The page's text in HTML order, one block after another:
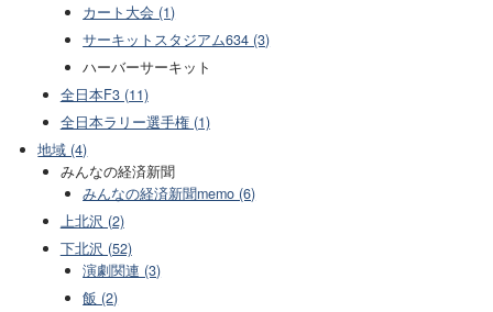
カート大会 (1)
サーキットスタジアム634 (3)
ハーバーサーキット
全日本F3 (11)
全日本ラリー選手権 (1)
地域 (4)
みんなの経済新聞
みんなの経済新聞memo (6)
上北沢 (2)
下北沢 (52)
演劇関連 (3)
飯 (2)